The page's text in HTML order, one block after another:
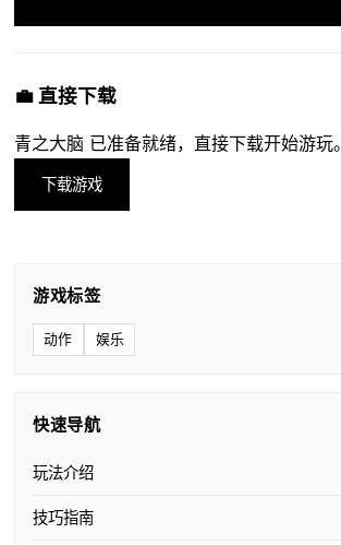
💼 直接下载
青之大脑 已准备就绪，直接下载开始游玩。
下载游戏
游戏标签
动作 娱乐
快速导航
玩法介绍
技巧指南